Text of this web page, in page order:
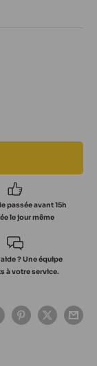
passée avant 15h
le jour même
? Une équipe
à votre service.